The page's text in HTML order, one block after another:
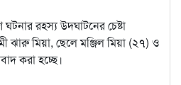
রহস্য উদঘাটনের চেষ্টা
ঝারু মিয়া, ছেলে মঞ্জিল মিয়া (২৭) ও
করা হচ্ছে।